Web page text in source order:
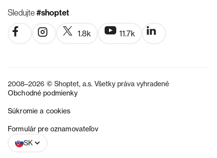
Sledujte#shoptet
1.8k 11.7k
2008–2026 © Shoptet, a.s. Všetky práva vyhradené
Obchodné podmienky
Súkromie a cookies
Formulár pre oznamovateľov
SK